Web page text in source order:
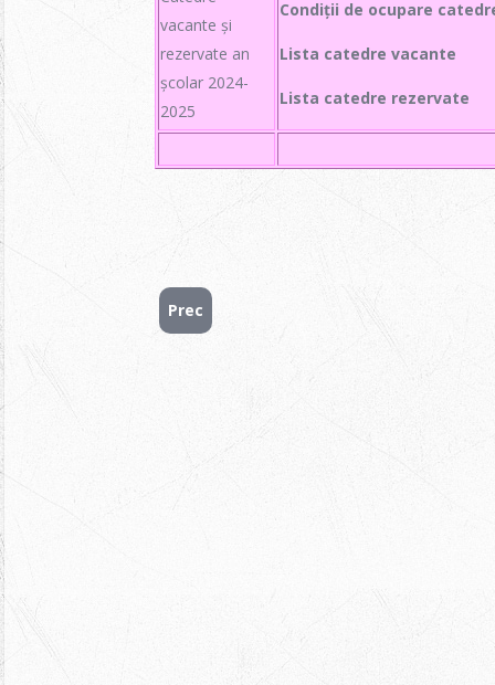
vacante și
rezervate an
școlar 2024-
2025
Condiții de ocupare
Lista catedre vacante
Lista catedre rezervate
Prec